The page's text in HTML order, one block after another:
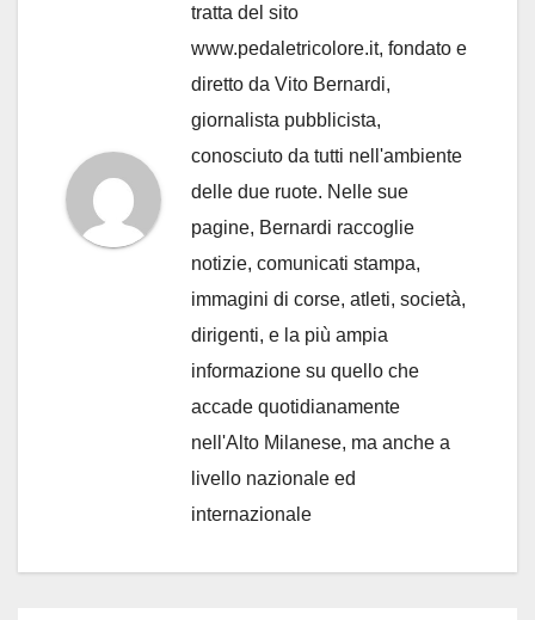
tratta del sito
www.pedaletricolore.it, fondato e
diretto da Vito Bernardi,
giornalista pubblicista,
conosciuto da tutti nell'ambiente
delle due ruote. Nelle sue
pagine, Bernardi raccoglie
notizie, comunicati stampa,
immagini di corse, atleti, società,
dirigenti, e la più ampia
informazione su quello che
accade quotidianamente
nell'Alto Milanese, ma anche a
livello nazionale ed
internazionale